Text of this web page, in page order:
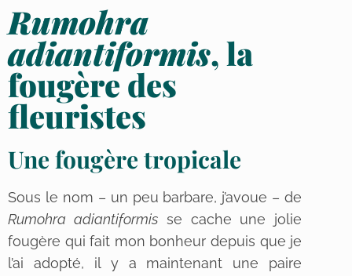
Rumohra
adiantiformis, la
fougère des
fleuristes
Une fougère tropicale
Sous le nom – un peu barbare, j’avoue – de
Rumohra adiantiformisse cache une jolie
fougère qui fait mon bonheur depuis que je
l’ai adopté, il y a maintenant une paire